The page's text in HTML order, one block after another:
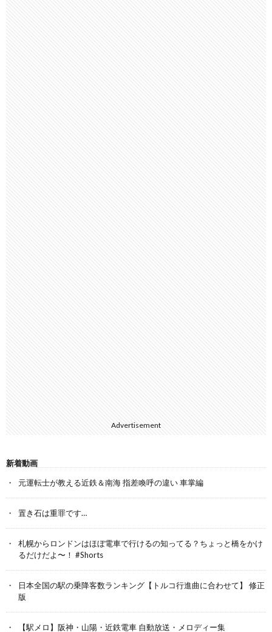
Advertisement
新着動画
元運転士が教える近鉄＆南海 指差喚呼の違い 車掌編
置き石は重罪です…
札幌からロンドンはほぼ電車で行けるの知ってる？ちょっと橋をかけ
るだけだよ〜！ #Shorts
日本全国の駅の乗降客数ランキング【トルコ行進曲に合わせて】 修正
版
【駅メロ】阪神・山陽・近鉄電車 自動放送・メロディー集